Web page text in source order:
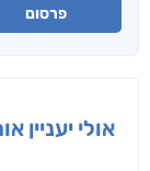
פרסום
אולי יעניין